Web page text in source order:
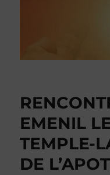
EMENIL
TEMPLE-
DE